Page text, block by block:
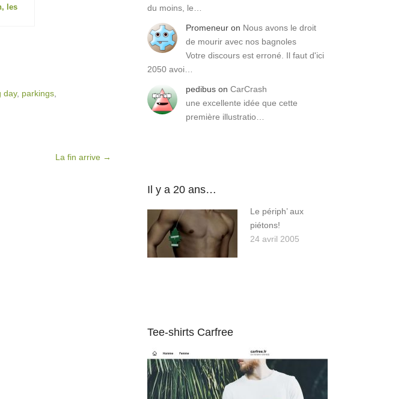
les
day, parkings
La fin arrive →
du moins, le…
Promeneur on Nous avons le droit
de mourir avec nos bagnoles
Votre discours est erroné. Il faut d'ici
2050 avoi…
pedibus on CarCrash
une excellente idée que cette
première illustratio…
Il y a 20 ans…
Le périph’ aux
piétons!
24 avril 2005
Tee-shirts Carfree